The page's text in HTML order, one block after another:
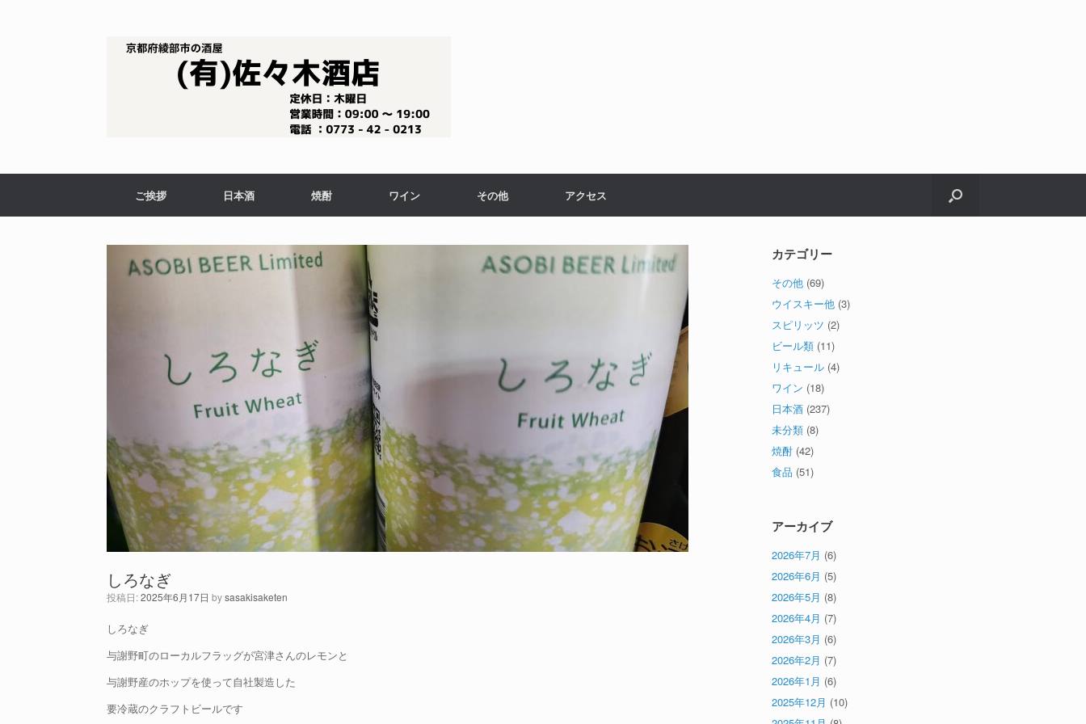
ご挨拶 日本酒 焼酎 ワイン その他 アクセス
しろなぎ
投稿日:2025年6月17日 bysasakisaketen
しろなぎ
与謝野町のローカルフラッグが宮津さんのレモンと
与謝野産のホップを使って自社製造した
要冷蔵のクラフトビールです
カテゴリー
その他 (69)
ウイスキー他 (3)
スピリッツ (2)
ビール類 (11)
リキュール (4)
ワイン (18)
日本酒 (237)
未分類 (8)
焼酎 (42)
食品 (51)
アーカイブ
2026年7月 (6)
2026年6月 (5)
2026年5月 (8)
2026年4月 (7)
2026年3月 (6)
2026年2月 (7)
2026年1月 (6)
2025年12月 (10)